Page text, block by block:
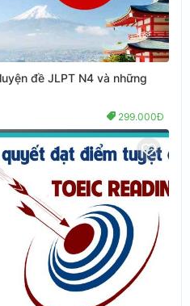
đề JLPT N4 và những
299.000Đ